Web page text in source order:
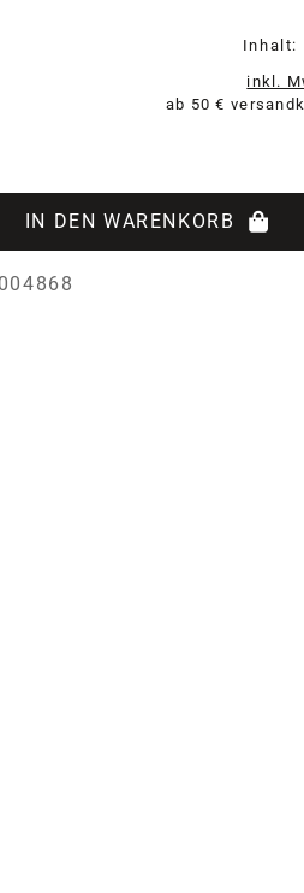
Inhalt:
inkl.
ab 50 €
IN DEN WARENKORB